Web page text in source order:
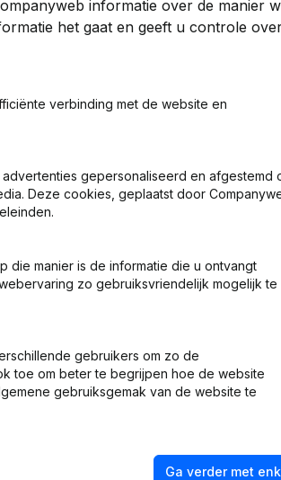
Vorm
- Aandelen - Ontslagnemingen -
informatie over de manier
het gaat en geeft u controle
verbinding met de website en
gepersonaliseerd en afgestemd
Deze cookies, geplaatst door
die manier is de informatie die u ontvangt
zo gebruiksvriendelijk mogelijk te
gebruikers om zo de
toe om beter te begrijpen hoe de website
gebruiksgemak van de website te
Ga verder met